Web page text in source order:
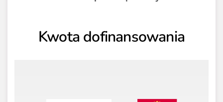
Kwota dofinansowania